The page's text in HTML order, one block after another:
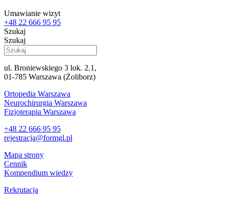
Umawianie wizyt
+48 22 666 95 95
Szukaj
Szukaj
ul. Broniewskiego 3 lok. 2.1,
01-785 Warszawa (Żoliborz)
Ortopedia Warszawa
Neurochirurgia Warszawa
Fizjoterapia Warszawa
+48 22 666 95 95
rejestracja@formgl.pl
Mapa strony
Cennik
Kompendium wiedzy
Rekrutacja